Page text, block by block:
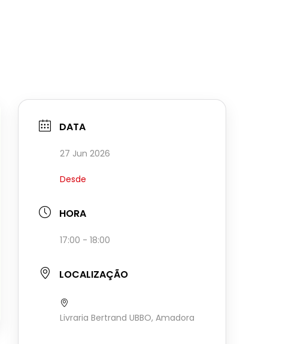
DATA
27 Jun 2026
Desde
HORA
17:00 - 18:00
LOCALIZAÇÃO
Livraria Bertrand UBBO, Amadora